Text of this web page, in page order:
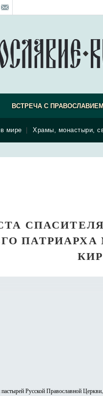
ВСТРЕЧА С ПРАВОСЛАВИЕМ
мире Храмы, монастыри,
Русской Православной